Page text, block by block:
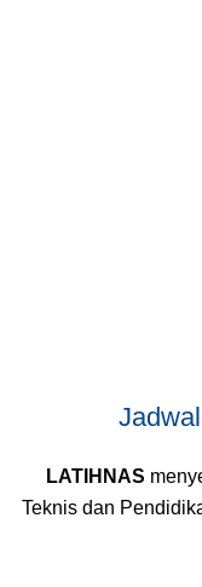
LATIHNAS
Teknis dan